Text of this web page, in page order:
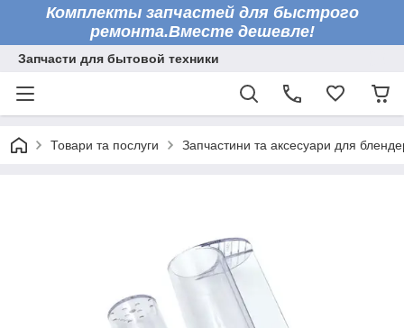
Комплекты запчастей для быстрого
ремонта.Вместе дешевле!
Запчасти для бытовой техники
Товари та послуги Запчастини та аксесуари для